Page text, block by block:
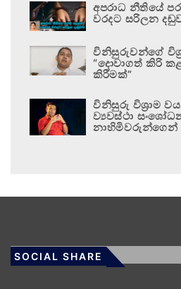
අපරාධ නීතියේ
වරදට සරිලන
විනිසුරුවන්ගේ
“දොවාගත් කිරි
කිරීමක්”
විනිසුරු විශ්‍රාම
ව්‍යවස්ථා
නාහිමිවරුන්ගෙන්
SOCIAL SHARE